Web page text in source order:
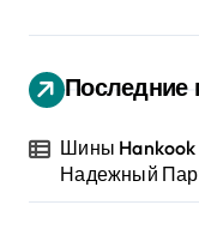
Последние
Шины
Надежный